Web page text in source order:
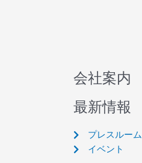
会社案内
最新情報
プレスルーム
イベント